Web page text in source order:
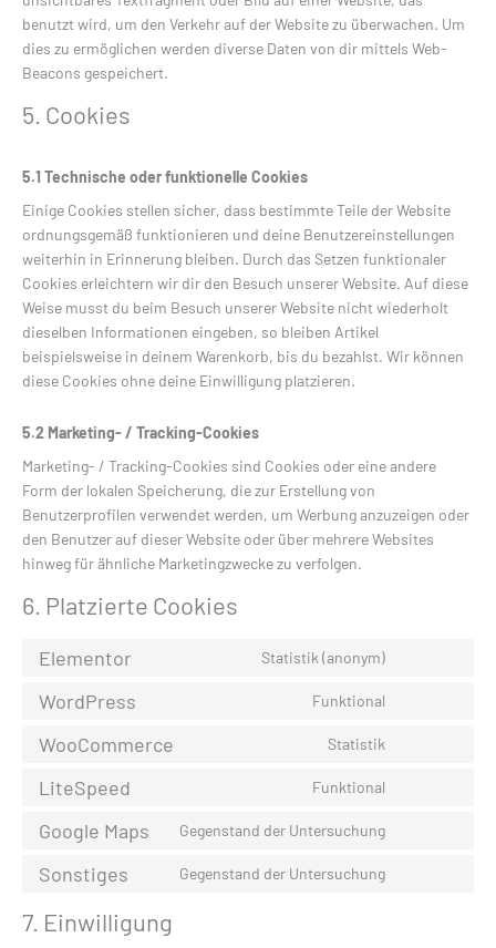
benutzt wird, um den Verkehr auf der Website zu überwachen. Um
dies zu ermöglichen werden diverse Daten von dir mittels Web-
Beacons gespeichert.
5. Cookies
5.1 Technische oder funktionelle Cookies
Einige Cookies stellen sicher, dass bestimmte Teile der Website
ordnungsgemäß funktionieren und deine Benutzereinstellungen
weiterhin in Erinnerung bleiben. Durch das Setzen funktionaler
Cookies erleichtern wir dir den Besuch unserer Website. Auf diese
Weise musst du beim Besuch unserer Website nicht wiederholt
dieselben Informationen eingeben, so bleiben Artikel
beispielsweise in deinem Warenkorb, bis du bezahlst. Wir können
diese Cookies ohne deine Einwilligung platzieren.
5.2 Marketing- / Tracking-Cookies
Marketing- / Tracking-Cookies sind Cookies oder eine andere
Form der lokalen Speicherung, die zur Erstellung von
Benutzerprofilen verwendet werden, um Werbung anzuzeigen oder
den Benutzer auf dieser Website oder über mehrere Websites
hinweg für ähnliche Marketingzwecke zu verfolgen.
6. Platzierte Cookies
Elementor Statistik (anonym)
WordPress Funktional
WooCommerce Statistik
LiteSpeed Funktional
Google Maps Gegenstand der Untersuchung
Sonstiges Gegenstand der Untersuchung
7. Einwilligung